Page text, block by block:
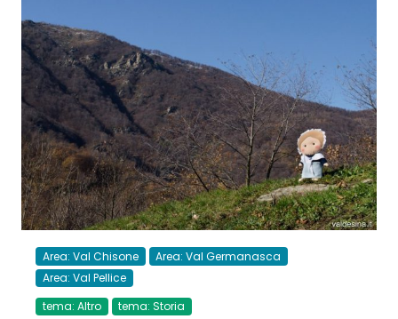
Area: Val Chisone
Area: Val Germanasca
Area: Val Pellice
tema: Altro
tema: Storia